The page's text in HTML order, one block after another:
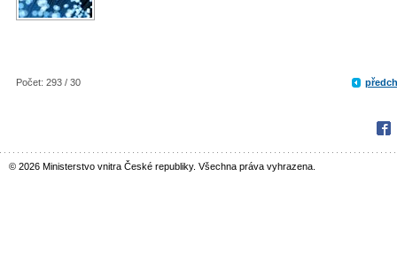
Počet: 293 / 30
© 2026 Ministerstvo vnitra České republiky. Všechna práva vyhrazena.